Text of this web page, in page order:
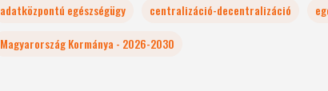
adatközpontú egészségügy centralizáció-decentralizáció
Magyarország Kormánya - 2026-2030